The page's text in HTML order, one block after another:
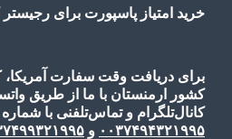
خرید امتیاز پاسپورت برای
برای دریافت وقت سفارت آمریکا،
کشور ارمنستان با ما از طریق
کانال‌تلگرام و تماس‌تلفنی با
۰۰۳۷۴۹۴۳۲۱۹۹۵ و